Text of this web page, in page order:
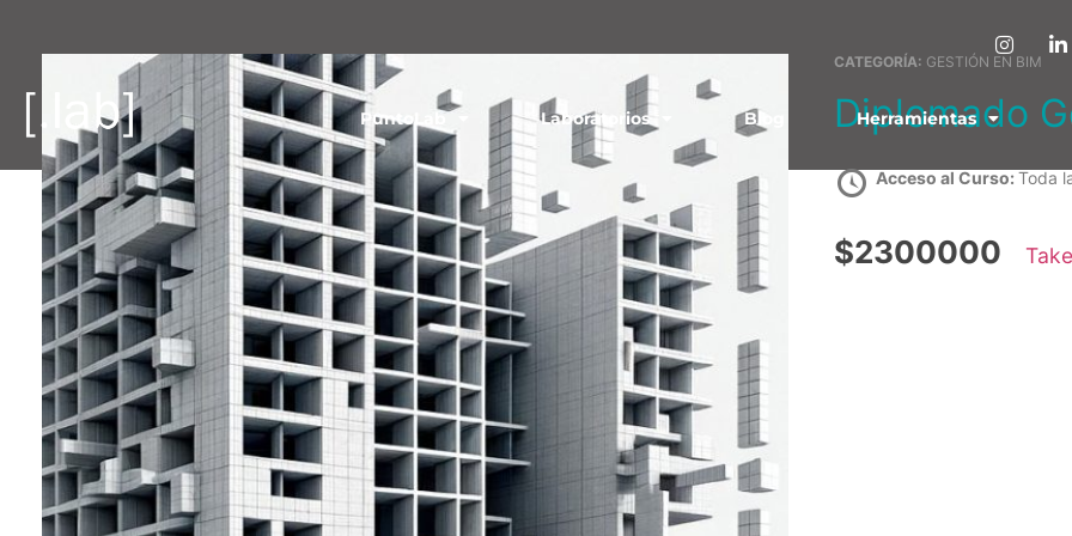
PuntoLab Laboratorios Blog Herramientas
CATEGORÍA: GESTIÓN EN BIM
Diplomado
Acceso al Curso:Toda
$2300000